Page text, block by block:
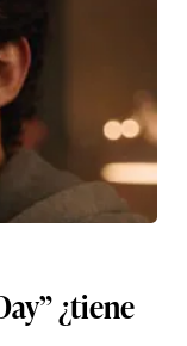
¿tiene